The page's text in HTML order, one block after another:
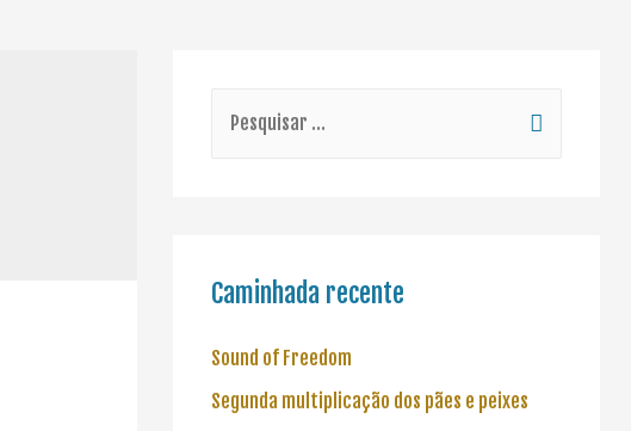
Caminhada recente
Sound of Freedom
Segunda multiplicação dos pães e peixes